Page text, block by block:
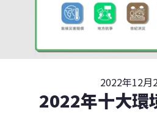
2022年12月
2022年十大環